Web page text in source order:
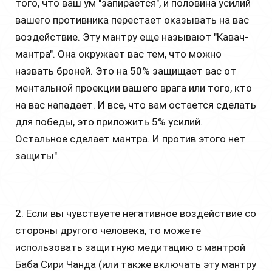
того, что ваш ум "запирается", и половина усилий
вашего противника перестает оказывать на вас
воздействие. Эту мантру еще называют "Кавач-
мантра". Она окружает вас тем, что можно
назвать броней. Это на 50% защищает вас от
ментальной проекции вашего врага или того, кто
на вас нападает. И все, что вам остается сделать
для победы, это приложить 5% усилий.
Остальное сделает мантра. И против этого нет
защиты".
2. Если вы чувствуете негативное воздействие со
стороны другого человека, то можете
использовать защитную медитацию с мантрой
Баба Сири Чанда (или также включать эту мантру